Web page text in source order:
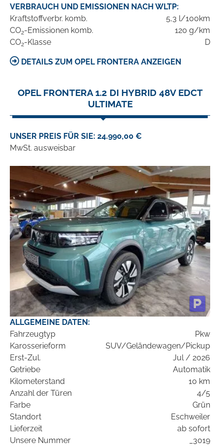
VERBRAUCH UND EMISSIONEN NACH WLTP:
Kraftstoffverbr. komb.
5,3 l/100km
CO2-Emissionen komb.
120 g/km
CO2-Klasse D
DETAILS ZUM OPEL FRONTERA ANZEIGEN
OPEL FRONTERA 1.2 DI HYBRID 48V EDCT
ULTIMATE
UNSER PREIS FÜR SIE: 24.990,00 €
MwSt. ausweisbar
ALLGEMEINE DATEN:
Fahrzeugtyp
Pkw
Karosserieform
SUV/Geländewagen/Pickup
Erst-Zul.
Jul / 2026
Getriebe
Automatik
Kilometerstand
10 km
Anzahl der Türen
4/5
Farbe
Grün
Standort
Eschweiler
Lieferzeit
ab sofort
Unsere Nummer
_3019